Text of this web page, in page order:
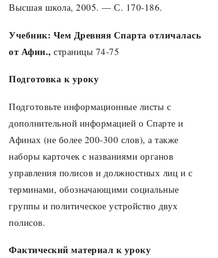
Высшая школа, 2005. — С. 170-186.
Учебник: Чем Древняя Спарта отличалась
от Афин., страницы 74-75
Подготовка к уроку
Подготовьте информационные листы с
дополни­тельной информацией о Спарте и
Афинах (не более 200-300 слов), а также
наборы карточек с названия­ми органов
управления полисов и должностных лиц и с
терминами, обозначающими социальные
группы и политическое устройство двух
полисов.
Фактический материал к уроку